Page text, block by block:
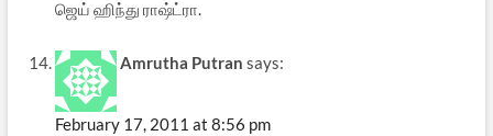
ஜெய் ஹிந்து ராஷ்ட்ரா.
Amrutha Putran says:
February 17, 2011 at 8:56 pm